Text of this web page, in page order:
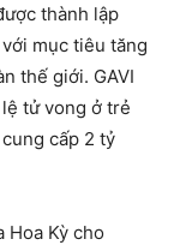
thành lập
mục tiêu tăng
thế giới. GAVI
tử vong ở trẻ
cấp 2 tỷ
Hoa Kỳ cho